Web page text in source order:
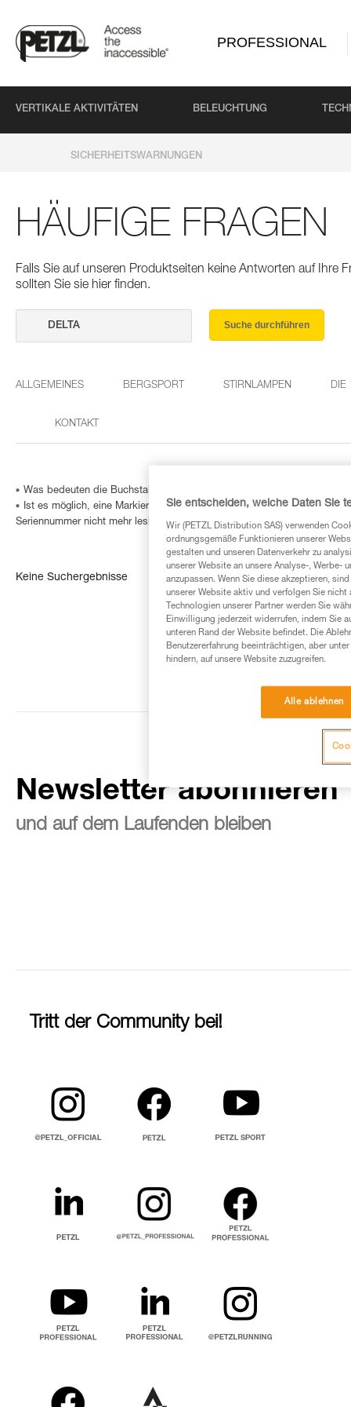
PROFESSIONAL
VERTIKALE AKTIVITÄTEN BELEUCHTUNG
SICHERHEITSWARNUNGEN
HÄUFIGE FRAGEN
Falls Sie auf unseren Produktseiten keine Antworten auf Ihre
sollten Sie sie hier finden.
Suche durchführen
ALLGEMEINES BERGSPORT STIRNLAMPEN DIE
KONTAKT
Was bedeuten die Buchstaben Pat auf den Verbindungselementen?
Ist es möglich, eine Markierung in ein Verbindungselement
Seriennummer nicht mehr lesbar ist?
Keine Suchergebnisse
Newsletter abonnieren
und auf dem Laufenden bleiben
Tritt der Community bei!
Sie entscheiden, welche Daten Sie
Wir (PETZL Distribution SAS) verwenden
ordnungsgemäße Funktionieren unserer
gestalten und unseren Datenverkehr zu
unserer Website an unsere Analyse-, Werbe-
anzupassen. Wenn Sie diese akzeptieren,
unserer Website aktiv und verfolgen Sie
Technologien unserer Partner werden Sie
Einwilligung jederzeit widerrufen, indem Sie
unteren Rand der Website befindet. Die
Benutzererfahrung beeinträchtigen, aber
hindern, auf unsere Website zuzugreifen.
Alle ablehnen